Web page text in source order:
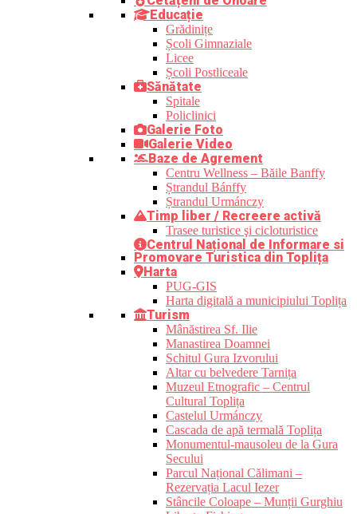
Educație
Grădinițe
Școli Gimnaziale
Licee
Școli Postliceale
Sănătate
Spitale
Policlinici
Galerie Foto
Galerie Video
Baze de Agrement
Centru Wellness – Băile Banffy
Ștrandul Bánffy
Ștrandul Urmánczy
Timp liber / Recreere activă
Trasee turistice şi cicloturistice
Centrul Național de Informare si
Promovare Turistica din Toplița
Harta
PUG-GIS
Harta digitală a municipiului Toplița
Turism
Mânăstirea Sf. Ilie
Manastirea Doamnei
Schitul Gura Izvorului
Altar cu belvedere Tarnița
Muzeul Etnografic – Centrul
Cultural Toplița
Castelul Urmánczy
Cascada de apă termală Toplița
Monumentul-mausoleu de la Gura
Secului
Parcul Național Călimani –
Rezervația Lacul Iezer
Stâncile Coloape – Munții Gurghiu